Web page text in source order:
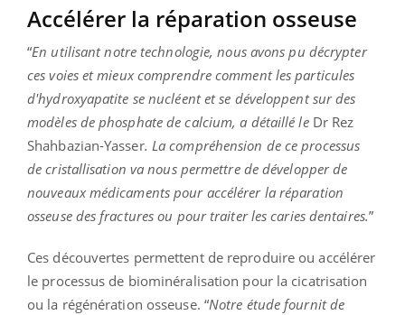
Accélérer la réparation osseuse
“En utilisant notre technologie, nous avons pu décrypter
ces voies et mieux comprendre comment les particules
d'hydroxyapatite se nucléent et se développent sur des
modèles de phosphate de calcium, a détaillé le Dr Rez
Shahbazian-Yasser. La compréhension de ce processus
de cristallisation va nous permettre de développer de
nouveaux médicaments pour accélérer la réparation
osseuse des fractures ou pour traiter les caries dentaires.”
Ces découvertes permettent de reproduire ou accélérer
le processus de biominéralisation pour la cicatrisation
ou la régénération osseuse. “Notre étude fournit de